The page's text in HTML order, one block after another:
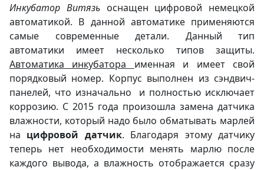
Инкубатор Витязьоснащен цифровой немецкой
автоматикой. В данной автоматике применяются
самые современные детали. Данный тип
автоматики имеет несколько типов защиты.
Автоматика инкубатора именная и имеет свой
порядковый номер. Корпус выполнен из сэндвич-
панелей, что изначально и полностью исключает
коррозию. С 2015 года произошла замена датчика
влажности, который надо было обматывать марлей
на цифровой датчик. Благодаря этому датчику
теперь нет необходимости менять марлю после
каждого вывода, а влажность отображается сразу